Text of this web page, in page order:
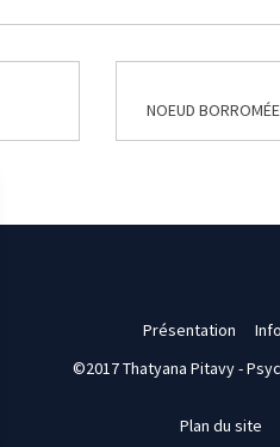
NOEUD
Présentation
©2017 Thatyana Pitavy -
Plan du site